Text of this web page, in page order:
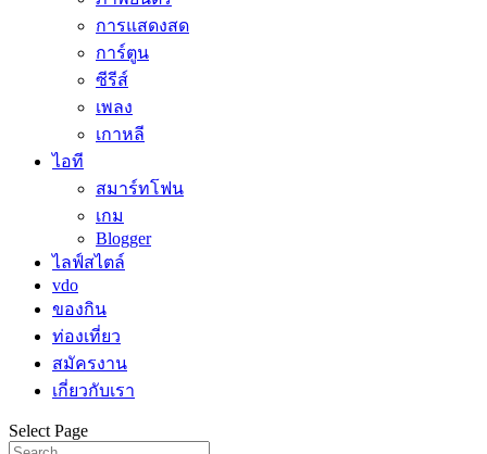
การแสดงสด
การ์ตูน
ซีรีส์
เพลง
เกาหลี
ไอที
สมาร์ทโฟน
เกม
Blogger
ไลฟ์สไตล์
vdo
ของกิน
ท่องเที่ยว
สมัครงาน
เกี่ยวกับเรา
Select Page